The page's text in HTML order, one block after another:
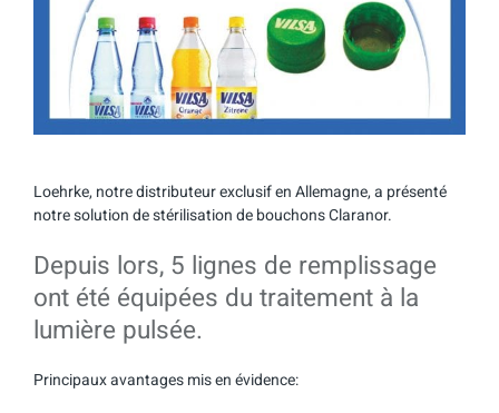
Loehrke, notre distributeur exclusif en Allemagne, a présenté
notre solution de stérilisation de bouchons Claranor.
Depuis lors, 5 lignes de remplissage
ont été équipées du traitement à la
lumière pulsée.
Principaux avantages mis en évidence: